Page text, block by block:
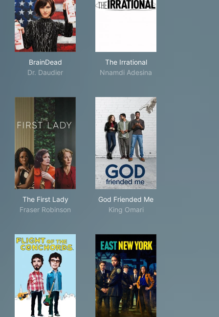
BrainDead
Dr. Daudier
The Irrational
Nnamdi Adesina
The First Lady
Fraser Robinson
God Friended Me
King Omari